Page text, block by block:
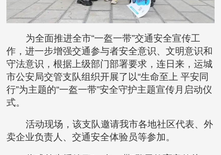
为全面推进全市“一盔一带”交通安全宣传工
作，进一步增强交通参与者安全意识、文明意识和
守法意识，根据上级部门部署要求，连日来，运城
市公安局交管支队组织开展了以“生命至上 平安同
行”为主题的“一盔一带”安全守护主题宣传月启动仪
式。
活动现场，该支队邀请我市各地社区代表、外
卖企业负责人、交通安全体验员等参加。